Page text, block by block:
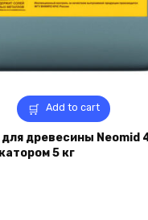
Add to cart
древесины Neomid
5 кг